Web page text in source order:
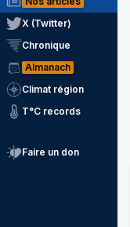
X (Twitter)
Chronique
Almanach
Climat région
T°C records
Faire un don